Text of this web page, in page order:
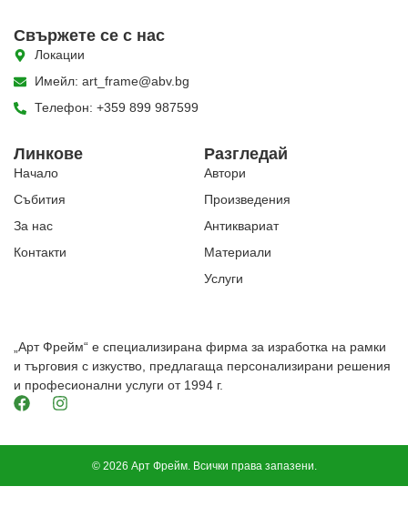
„Арт Фрейм“ е специализирана фирма за изработка на рамки
и търговия с изкуство, предлагаща персонализирани решения
и професионални услуги от 1994 г.
Разгледай
Автори
Произведения
Антиквариат
Материали
Услуги
Линкове
Начало
Събития
За нас
Контакти
Свържете се с нас
Локации
Имейл: art_frame@abv.bg
Телефон: +359 899 987599
© 2026 Арт Фрейм. Всички права запазени.